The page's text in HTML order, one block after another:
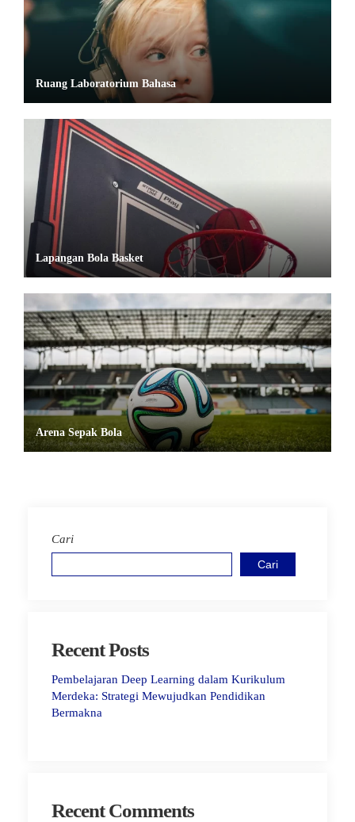
Ruang Laboratorium Bahasa
Lapangan Bola Basket
Arena Sepak Bola
Cari
Cari
Recent Posts
Pembelajaran Deep Learning dalam Kurikulum
Merdeka: Strategi Mewujudkan Pendidikan
Bermakna
Recent Comments